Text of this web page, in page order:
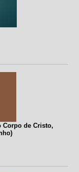
Corpo de Cristo,